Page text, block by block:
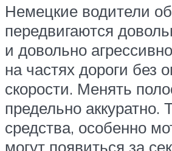
Немецкие водители
передвигаются
и довольно
на частях дороги без
скорости. Менять
предельно аккуратно.
средства, особенно
могут появиться за